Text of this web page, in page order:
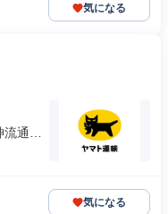
気になる
通セ
気になる